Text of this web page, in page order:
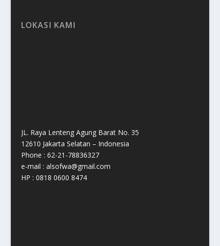
LOKASI KAMI
JL. Raya Lenteng Agung Barat No. 35
12610 Jakarta Selatan – Indonesia
Phone : 62-21-78836327
e-mail : alsofwa@gmail.com
HP : 0818 0600 8474